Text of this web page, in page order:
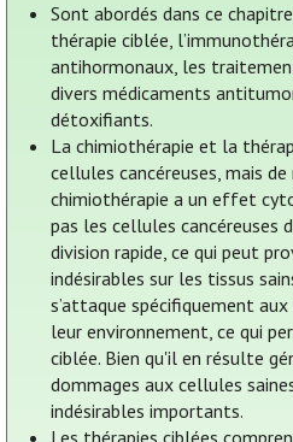
Sont abordés dans ce
thérapie ciblée,
antihormonaux, les
divers médicaments
détoxifiants.
La chimiothérapie et la
cellules cancéreuses, mais
chimiothérapie a un effet
pas les cellules cancéreuses
division rapide, ce qui peut
indésirables sur les tissus
s’attaque spécifiquement
leur environnement, ce qui
ciblée. Bien qu'il en résulte
dommages aux cellules
indésirables importants.